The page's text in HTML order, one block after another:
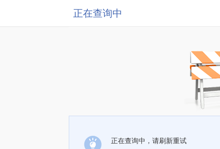
正在查询中
正在查询中，请刷新重试